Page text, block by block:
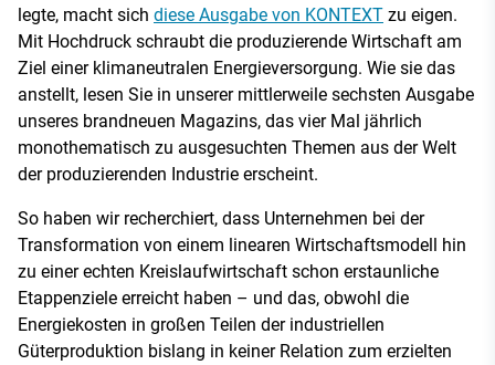
legte, macht sich diese Ausgabe von KONTEXT zu eigen.
Mit Hochdruck schraubt die produzierende Wirtschaft am
Ziel einer klimaneutralen Energieversorgung. Wie sie das
anstellt, lesen Sie in unserer mittlerweile sechsten Ausgabe
unseres brandneuen Magazins, das vier Mal jährlich
monothematisch zu ausgesuchten Themen aus der Welt
der produzierenden Industrie erscheint.
So haben wir recherchiert, dass Unternehmen bei der
Transformation von einem linearen Wirtschaftsmodell hin
zu einer echten Kreislaufwirtschaft schon erstaunliche
Etappenziele erreicht haben – und das, obwohl die
Energiekosten in großen Teilen der industriellen
Güterproduktion bislang in keiner Relation zum erzielten